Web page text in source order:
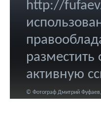
http://
разместить
активную
© Фотограф Дмитрий